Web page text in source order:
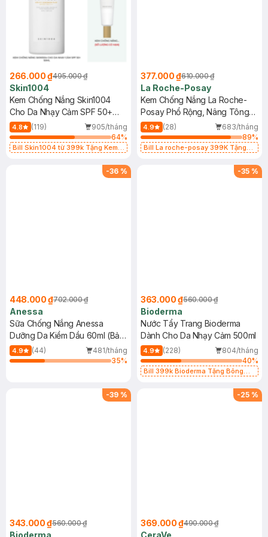
266.000 ₫495.000 ₫
Skin1004
Kem Chống Nắng Skin1004
Cho Da Nhạy Cảm SPF 50+
50ml
4.8 (119)
905/tháng
64%
Bill Skin1004 từ 399k Tặng Kem
377.000 ₫610.000 ₫
La Roche-Posay
Kem Chống Nắng La Roche-
Posay Phổ Rộng, Nâng Tông
Kiềm Dầu 50ml
4.9 (28)
683/tháng
89%
Bill La roche-posay 399K Tặng
-36 %
448.000 ₫702.000 ₫
Anessa
Sữa Chống Nắng Anessa
Dưỡng Da Kiềm Dầu 60ml (Bản
Mới)
4.9 (44)
481/tháng
35%
-35 %
363.000 ₫560.000 ₫
Bioderma
Nước Tẩy Trang Bioderma
Dành Cho Da Nhạy Cảm 500ml
4.9 (228)
804/tháng
40%
Bill 399k Bioderma Tặng Bông
-39 %
343.000 ₫560.000 ₫
Bioderma
-25 %
369.000 ₫490.000 ₫
CeraVe